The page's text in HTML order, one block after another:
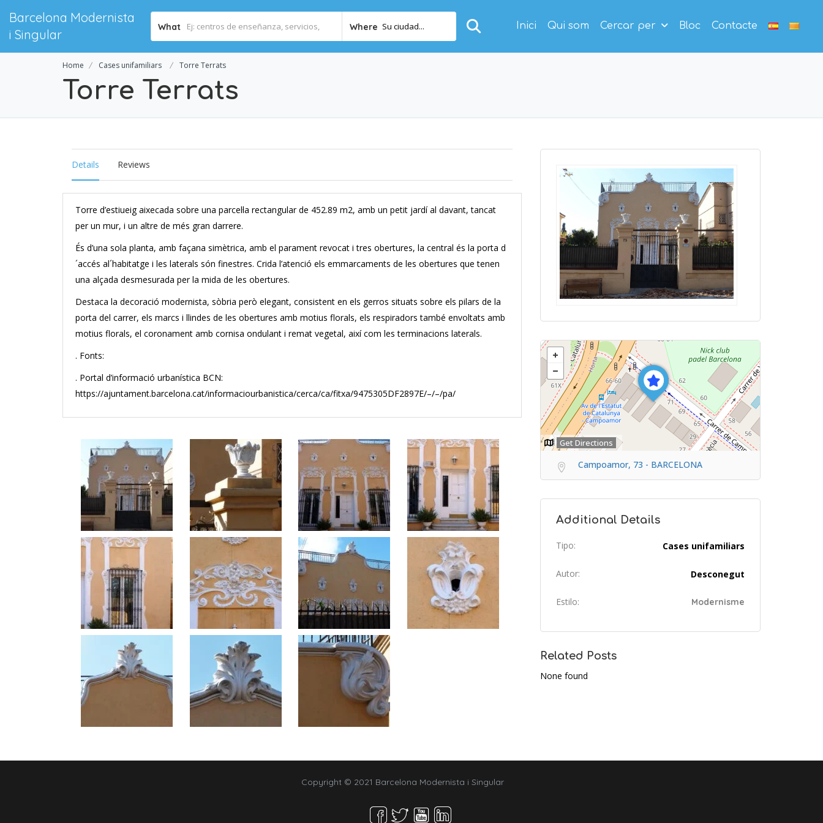
Barcelona Modernista
i Singular
What Where Su ciudad... Inici Qui som Cercar per Bloc Contacte
Home Cases unifamiliars Torre Terrats
Torre Terrats
Details Reviews
Torre d’estiueig aixecada sobre una parcel·la rectangular de 452.89 m2, amb un petit jardí al davant, tancat
per un mur, i un altre de més gran darrere.
És d’una sola planta, amb façana simètrica, amb el parament revocat i tres obertures, la central és la porta d
´accés al´habitatge i les laterals són finestres. Crida l’atenció els emmarcaments de les obertures que tenen
una alçada desmesurada per la mida de les obertures.
Destaca la decoració modernista, sòbria però elegant, consistent en els gerros situats sobre els pilars de la
porta del carrer, els marcs i llindes de les obertures amb motius florals, els respiradors també envoltats amb
motius florals, el coronament amb cornisa ondulant i remat vegetal, així com les terminacions laterals.
. Fonts:
. Portal d’informació urbanística BCN:
https://ajuntament.barcelona.cat/informaciourbanistica/cerca/ca/fitxa/9475305DF2897E/–/–/pa/
Get Directions
Campoamor, 73 - BARCELONA
Additional Details
Tipo: Cases unifamiliars
Autor: Desconegut
Estilo: Modernisme
Related Posts
None found
Copyright © 2021 Barcelona Modernista i Singular